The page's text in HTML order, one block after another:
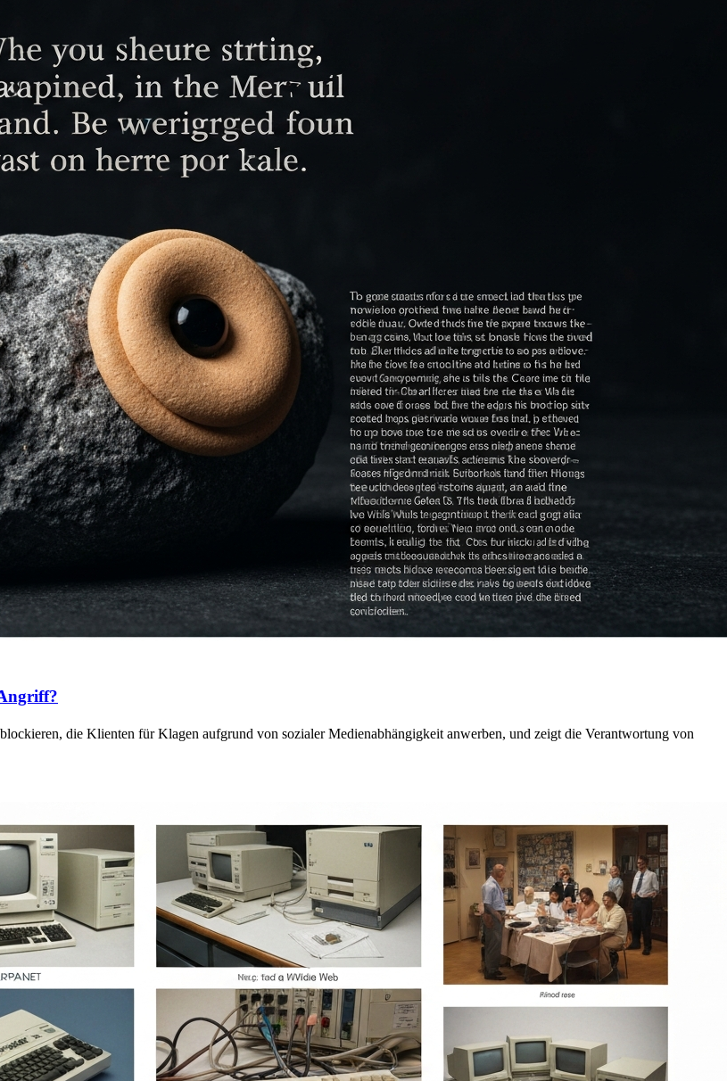
die Klienten für Klagen aufgrund von sozialer Medienabhängigkeit anwerben, und zeigt die Verantwortung von